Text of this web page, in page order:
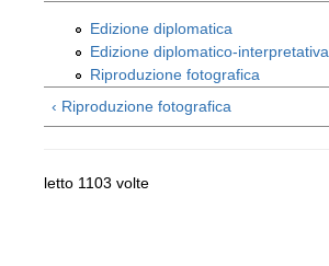
Edizione diplomatica
Edizione diplomatico-interpretativa
Riproduzione fotografica
‹ Riproduzione fotografica
letto 1103 volte